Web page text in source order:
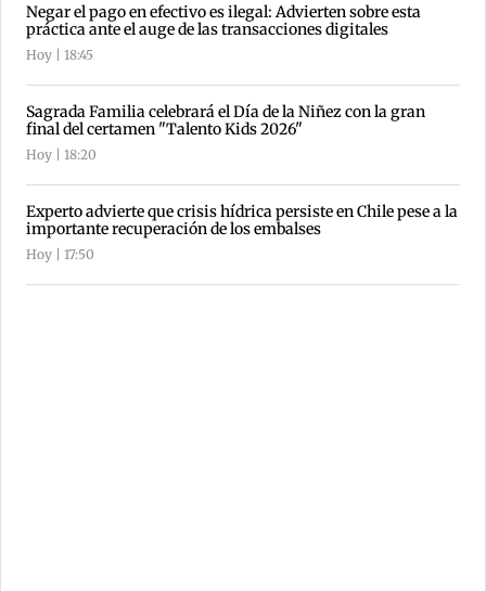
Negar el pago en efectivo es ilegal: Advierten sobre esta
práctica ante el auge de las transacciones digitales
Hoy | 18:45
Sagrada Familia celebrará el Día de la Niñez con la gran
final del certamen "Talento Kids 2026"
Hoy | 18:20
Experto advierte que crisis hídrica persiste en Chile pese a la
importante recuperación de los embalses
Hoy | 17:50